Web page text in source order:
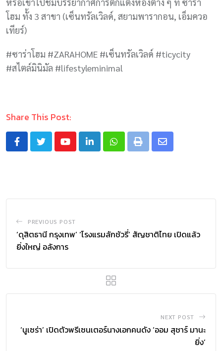
โฮม ทั้ง 3 สาขา (เซ็นทรัลเวิลด์, สยามพารากอน, เอ็มควอ
เทียร์)
#ซาร่าโฮม #ZARAHOME #เซ็นทรัลเวิลด์ #ticycity
#สไตล์มินิมัล #lifestyleminimal
Share This Post:
PREVIOUS POST
‘ดุสิตธานี กรุงเทพ’ ‘โรงแรมลักชัวรี่’ สัญชาติไทย เปิดแล้ว
ยิ่งใหญ่ อลังการ
NEXT POST
‘นูเซร่า’ เปิดตัวพรีเซนเตอร์นางเอกคนดัง ‘ออม สุชาร์ มานะ
ยิ่ง’